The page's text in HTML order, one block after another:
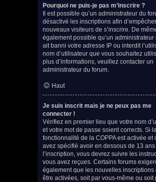
Pourquoi ne puis-je pas m’inscrire ?
Il est possible qu’un administrateur du
désactivé les inscriptions afin
nouveaux visiteurs de s’inscrire. De
également possible qu’un administrateur
ait banni votre adresse IP ou interdit
nom d’utilisateur que vous souhaitez
plus d’informations, veuillez contacter un
administrateur du forum.
Haut
Je suis inscrit mais je ne peux pas me
connecter !
Vérifiez en premier lieu que votre nom
et votre mot de passe soient corrects. Si
fonctionnalité de la COPPA est activée et
avez spécifié avoir en dessous de 13
l’inscription, vous devrez suivre les
vous avez reçues. Certains forums
également que les nouvelles inscriptions
être activées, soit par vous-même ou soit